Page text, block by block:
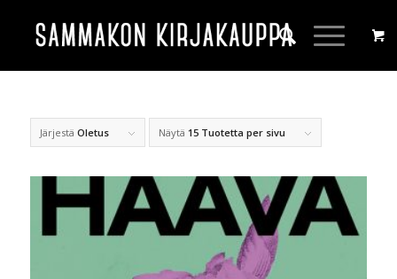
Järjestä Oletus Näytä 15 Tuotetta per sivu